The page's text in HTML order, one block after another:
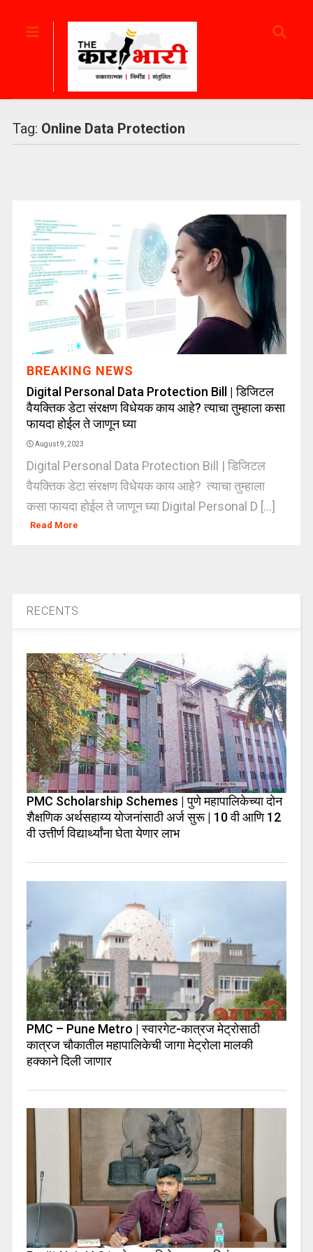
Tag: Online Data Protection
BREAKING NEWS
Digital Personal Data Protection Bill | डिजिटल
वैयक्तिक डेटा संरक्षण विधेयक काय आहे? त्याचा तुम्हाला कसा
फायदा होईल ते जाणून घ्या
August 9, 2023
Digital Personal Data Protection Bill | डिजिटल
वैयक्तिक डेटा संरक्षण विधेयक काय आहे? त्याचा तुम्हाला
कसा फायदा होईल ते जाणून घ्या Digital Personal D [...]
Read More
RECENTS
PMC Scholarship Schemes | पुणे महापालिकेच्या दोन
शैक्षणिक अर्थसहाय्य योजनांसाठी अर्ज सुरू | 10 वी आणि 12
वी उत्तीर्ण विद्यार्थ्यांना घेता येणार लाभ
PMC – Pune Metro | स्वारगेट-कात्रज मेट्रोसाठी
कात्रज चौकातील महापालिकेची जागा मेट्रोला मालकी
हक्काने दिली जाणार